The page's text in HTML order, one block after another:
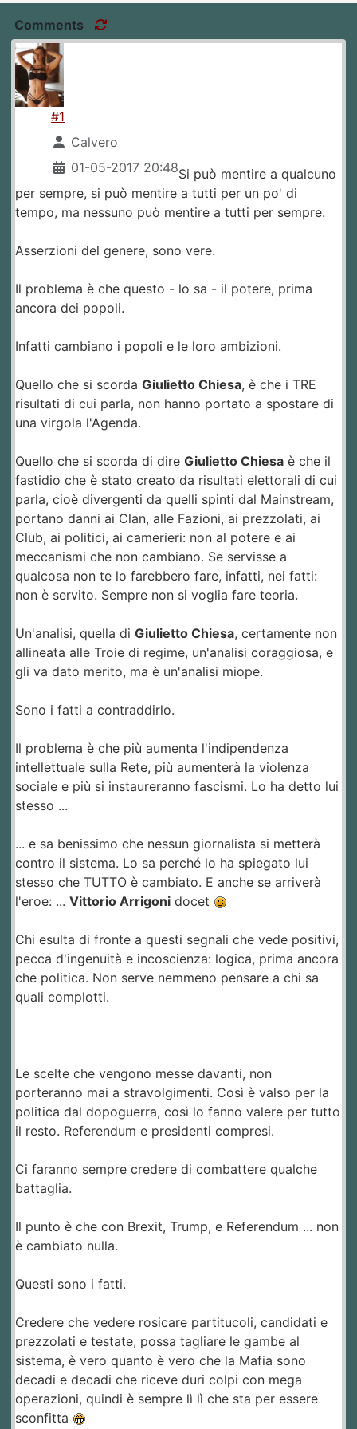
Comments
#1
Calvero
01-05-2017 20:48Si può mentire a qualcuno
per sempre, si può mentire a tutti per un po' di
tempo, ma nessuno può mentire a tutti per sempre.
Asserzioni del genere, sono vere.
Il problema è che questo - lo sa - il potere, prima
ancora dei popoli.
Infatti cambiano i popoli e le loro ambizioni.
Quello che si scorda Giulietto Chiesa, è che i TRE
risultati di cui parla, non hanno portato a spostare di
una virgola l'Agenda.
Quello che si scorda di dire Giulietto Chiesa è che il
fastidio che è stato creato da risultati elettorali di cui
parla, cioè divergenti da quelli spinti dal Mainstream,
portano danni ai Clan, alle Fazioni, ai prezzolati, ai
Club, ai politici, ai camerieri: non al potere e ai
meccanismi che non cambiano. Se servisse a
qualcosa non te lo farebbero fare, infatti, nei fatti:
non è servito. Sempre non si voglia fare teoria.
Un'analisi, quella di Giulietto Chiesa, certamente non
allineata alle Troie di regime, un'analisi coraggiosa, e
gli va dato merito, ma è un'analisi miope.
Sono i fatti a contraddirlo.
Il problema è che più aumenta l'indipendenza
intellettuale sulla Rete, più aumenterà la violenza
sociale e più si instaureranno fascismi. Lo ha detto lui
stesso ...
... e sa benissimo che nessun giornalista si metterà
contro il sistema. Lo sa perché lo ha spiegato lui
stesso che TUTTO è cambiato. E anche se arriverà
l'eroe: ... Vittorio Arrigoni docet
Chi esulta di fronte a questi segnali che vede positivi,
pecca d'ingenuità e incoscienza: logica, prima ancora
che politica. Non serve nemmeno pensare a chi sa
quali complotti.
Le scelte che vengono messe davanti, non
porteranno mai a stravolgimenti. Così è valso per la
politica dal dopoguerra, così lo fanno valere per tutto
il resto. Referendum e presidenti compresi.
Ci faranno sempre credere di combattere qualche
battaglia.
Il punto è che con Brexit, Trump, e Referendum ... non
è cambiato nulla.
Questi sono i fatti.
Credere che vedere rosicare partitucoli, candidati e
prezzolati e testate, possa tagliare le gambe al
sistema, è vero quanto è vero che la Mafia sono
decadi e decadi che riceve duri colpi con mega
operazioni, quindi è sempre lì lì che sta per essere
sconfitta